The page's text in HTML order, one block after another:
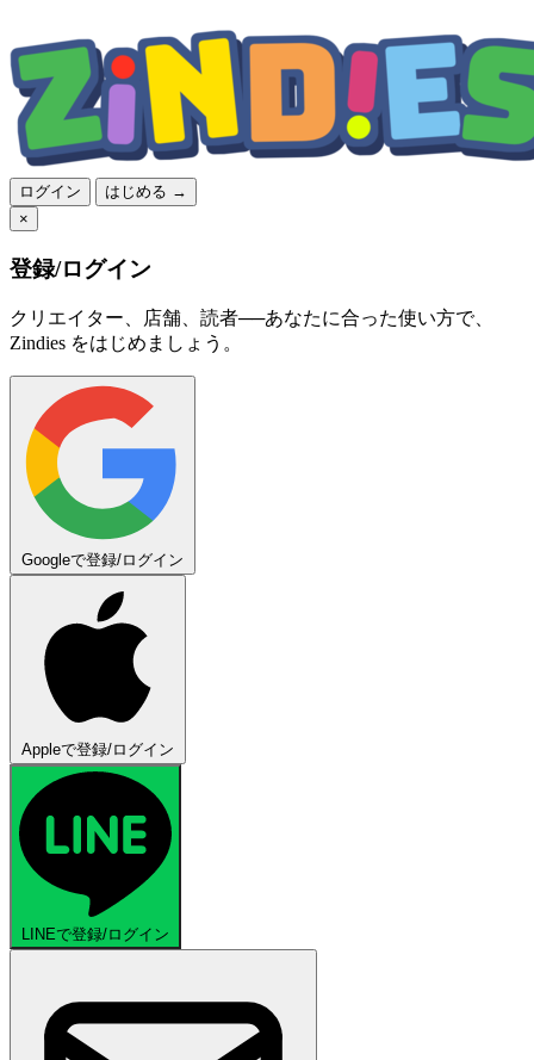
ログイン
はじめる →
×
登録/ログイン
クリエイター、店舗、読者──あなたに合った使い方で、
Zindies をはじめましょう。
Googleで登録/ログイン
Appleで登録/ログイン
LINEで登録/ログイン